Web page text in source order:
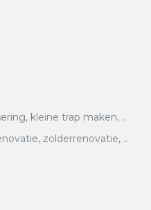
kleine trap maken, ..
zolderrenovatie, ..